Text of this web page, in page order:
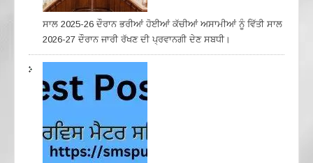
ਸਾਲ 2025-26 ਦੌਰਾਨ ਭਰੀਆਂ ਹੋਈਆਂ ਕੱਚੀਆਂ ਅਸਾਮੀਆਂ ਨੂੰ ਵਿੱਤੀ ਸਾਲ
2026-27 ਦੌਰਾਨ ਜਾਰੀ ਰੱਖਣ ਦੀ ਪ੍ਰਵਾਨਗੀ ਦੇਣ ਸਬਧੀ।